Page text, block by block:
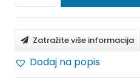
KIRIGAMINE
ZEN
EF35VGK(W)/MUZ-
Zatražite više informacija
Dodaj na popis